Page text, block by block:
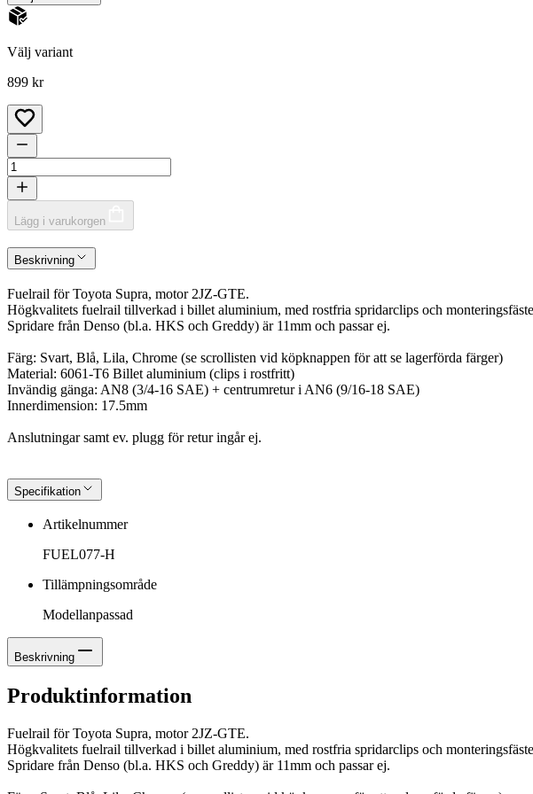
Välj variant
899 kr
Lägg i varukorgen
Beskrivning
Fuelrail för Toyota Supra, motor 2JZ-GTE.
Högkvalitets fuelrail tillverkad i billet aluminium, med rostfria spridarclips och
Spridare från Denso (bl.a. HKS och Greddy) är 11mm och passar ej.
Färg: Svart, Blå, Lila, Chrome (se scrollisten vid köpknappen för att se lagerförda färger)
Material: 6061-T6 Billet aluminium (clips i rostfritt)
Invändig gänga: AN8 (3/4-16 SAE) + centrumretur i AN6 (9/16-18 SAE)
Innerdimension: 17.5mm
Anslutningar samt ev. plugg för retur ingår ej.
Specifikation
Artikelnummer
FUEL077-H
Tillämpningsområde
Modellanpassad
Beskrivning
Produktinformation
Fuelrail för Toyota Supra, motor 2JZ-GTE.
Högkvalitets fuelrail tillverkad i billet aluminium, med rostfria spridarclips och
Spridare från Denso (bl.a. HKS och Greddy) är 11mm och passar ej.